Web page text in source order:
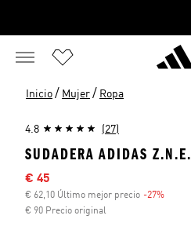
Inicio / Mujer / Ropa
4.8 (27)
SUDADERA ADIDAS Z.N.E.
Precio rebajado
€ 45
€ 62,10 Último mejor precio -27%
€ 90 Precio original